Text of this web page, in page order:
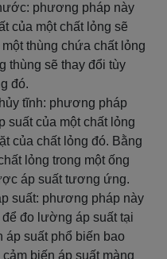
phương pháp này
của một chất lỏng sẽ
thùng chứa chất lỏng
thùng sẽ thay đổi tùy
đó.
tĩnh: phương pháp
suất của một chất lỏng
của chất lỏng đó. Bằng
lỏng trong một ống
áp suất tương ứng.
suất: phương pháp này
đo lường áp suất tại
áp suất phổ biến bao
biến áp suất màng